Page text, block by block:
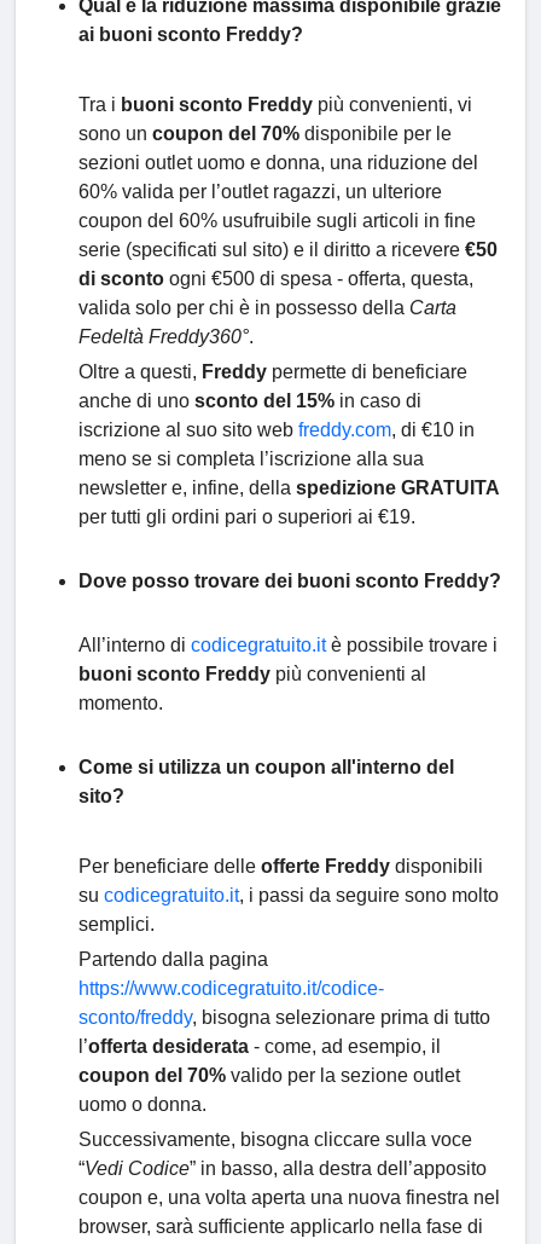
Qual è la riduzione massima disponibile grazie
ai buoni sconto Freddy?
Tra i buoni sconto Freddy più convenienti, vi
sono un coupon del 70% disponibile per le
sezioni outlet uomo e donna, una riduzione del
60% valida per l’outlet ragazzi, un ulteriore
coupon del 60% usufruibile sugli articoli in fine
serie (specificati sul sito) e il diritto a ricevere €50
di sconto ogni €500 di spesa - offerta, questa,
valida solo per chi è in possesso della Carta
Fedeltà Freddy360°.
Oltre a questi, Freddy permette di beneficiare
anche di uno sconto del 15% in caso di
iscrizione al suo sito web freddy.com, di €10 in
meno se si completa l’iscrizione alla sua
newsletter e, infine, della spedizione GRATUITA
per tutti gli ordini pari o superiori ai €19.
Dove posso trovare dei buoni sconto Freddy?
All’interno di codicegratuito.itè possibile trovare i
buoni sconto Freddy più convenienti al
momento.
Come si utilizza un coupon all'interno del
sito?
Per beneficiare delle offerte Freddy disponibili
su codicegratuito.it, i passi da seguire sono molto
semplici.
Partendo dalla pagina
https://www.codicegratuito.it/codice-
sconto/freddy, bisogna selezionare prima di tutto
l’offerta desiderata - come, ad esempio, il
coupon del 70% valido per la sezione outlet
uomo o donna.
Successivamente, bisogna cliccare sulla voce
“Vedi Codice” in basso, alla destra dell’apposito
coupon e, una volta aperta una nuova finestra nel
browser, sarà sufficiente applicarlo nella fase di